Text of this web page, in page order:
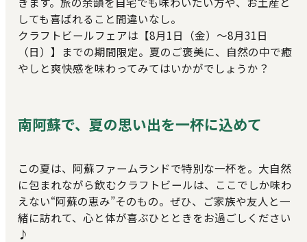
しても喜ばれること間違いなし。
クラフトビールフェアは【8月1日（金）～8月31日
（日）】までの期間限定。夏のご褒美に、自然の中で癒
やしと爽快感を味わってみてはいかがでしょうか？
南阿蘇で、夏の思い出を一杯に込めて
この夏は、阿蘇ファームランドで特別な一杯を。大自然
に包まれながら飲むクラフトビールは、ここでしか味わ
えない“阿蘇の恵み”そのもの。ぜひ、ご家族や友人と一
緒に訪れて、心と体が喜ぶひとときをお過ごしください
♪